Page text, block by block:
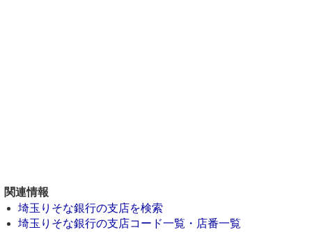
関連情報
埼玉りそな銀行の支店を検索
埼玉りそな銀行の支店コード一覧・店番一覧